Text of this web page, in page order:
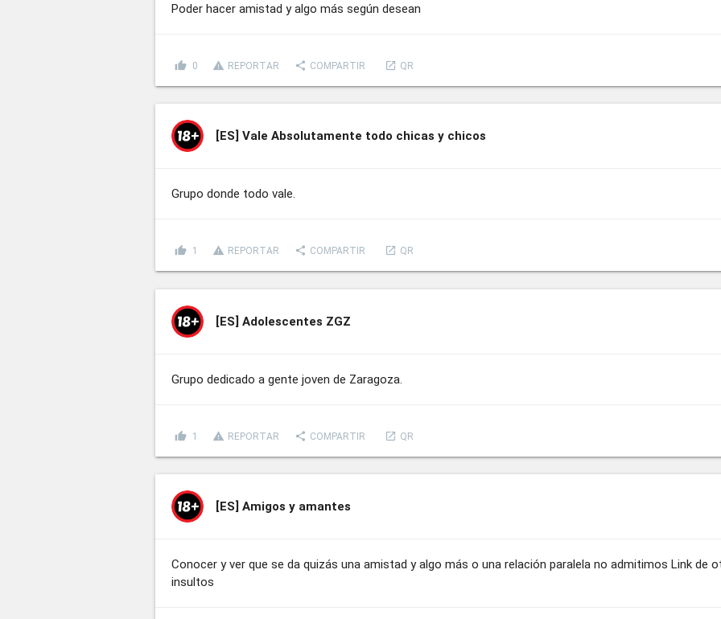
Poder hacer amistad y algo más según desean
thumb_up 0 report_problem REPORTAR share COMPARTIR launch QR
[ES]Vale Absolutamente todo chicas y chicos
Grupo donde todo vale.
thumb_up 1 report_problem REPORTAR share COMPARTIR launch QR
[ES]Adolescentes ZGZ
Grupo dedicado a gente joven de Zaragoza.
thumb_up 1 report_problem REPORTAR share COMPARTIR launch QR
[ES]Amigos y amantes
Conocer y ver que se da quizás una amistad y algo más o una relación paralela no admitimos Link de
insultos